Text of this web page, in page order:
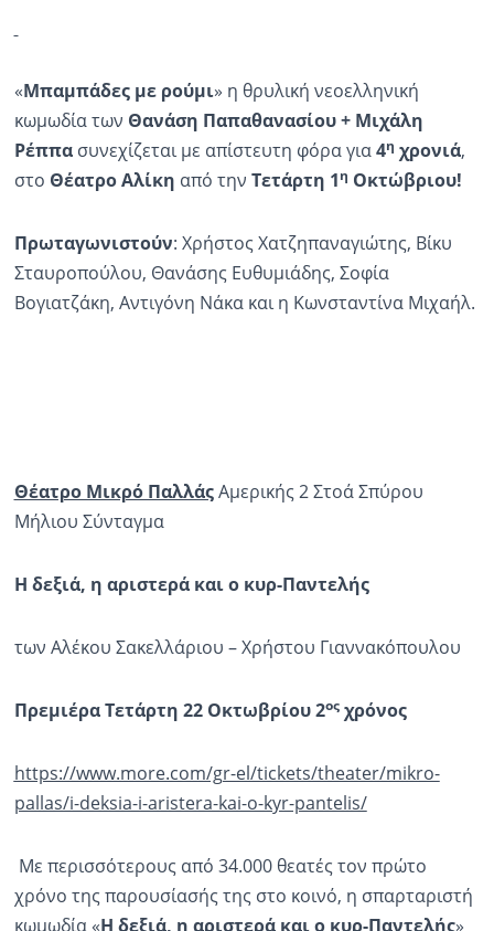
«Μπαμπάδες με ρούμι» η θρυλική νεοελληνική
κωμωδία των Θανάση Παπαθανασίου + Μιχάλη
Ρέππα συνεχίζεται με απίστευτη φόρα για4η χρονιά,
στο Θέατρο Αλίκη από την Τετάρτη 1η Οκτώβριου!
Πρωταγωνιστούν: Χρήστος Χατζηπαναγιώτης, Βίκυ
Σταυροπούλου, Θανάσης Ευθυμιάδης, Σοφία
Βογιατζάκη, Αντιγόνη Νάκα και η Κωνσταντίνα Μιχαήλ.
Θέατρο Μικρό Παλλάς Αμερικής 2 Στοά Σπύρου
Μήλιου Σύνταγμα
Η δεξιά, η αριστερά και ο κυρ-Παντελής
των Αλέκου Σακελλάριου – Χρήστου Γιαννακόπουλου
Πρεμιέρα Τετάρτη 22 Οκτωβρίου 2οςχρόνος
https://www.more.com/gr-el/tickets/theater/mikro-
pallas/i-deksia-i-aristera-kai-o-kyr-pantelis/
Με περισσότερους από 34.000 θεατές τον πρώτο
χρόνο της παρουσίασής της στο κοινό, η σπαρταριστή
κωμωδία «Η δεξιά, η αριστερά και ο κυρ-Παντελής»